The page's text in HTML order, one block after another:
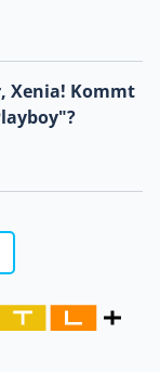
Xenia! Kommt